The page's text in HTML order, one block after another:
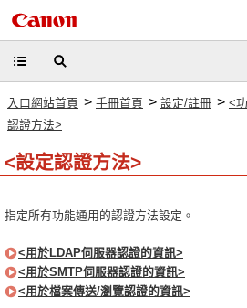
入口網站首頁 > 手冊首頁 > 設定/註冊 > <
認證方法>
<設定認證方法>
指定所有功能通用的認證方法設定。
<用於LDAP伺服器認證的資訊>
<用於SMTP伺服器認證的資訊>
<用於檔案傳送/瀏覽認證的資訊>